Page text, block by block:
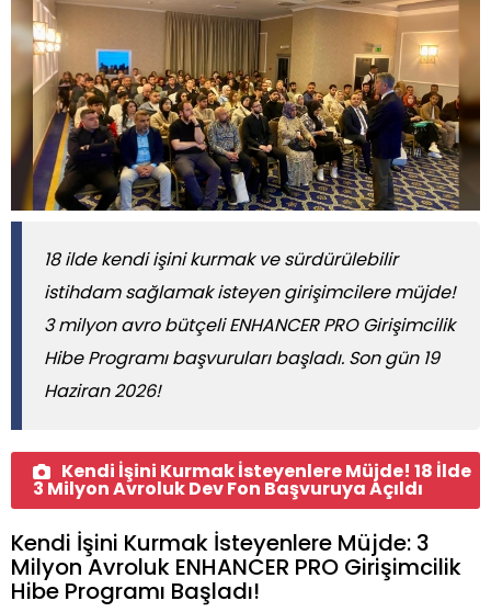
18 ilde kendi işini kurmak ve sürdürülebilir
istihdam sağlamak isteyen girişimcilere müjde!
3 milyon avro bütçeli ENHANCER PRO Girişimcilik
Hibe Programı başvuruları başladı. Son gün 19
Haziran 2026!
Kendi İşini Kurmak İsteyenlere Müjde! 18 İlde
3 Milyon Avroluk Dev Fon Başvuruya Açıldı
Kendi İşini Kurmak İsteyenlere Müjde: 3
Milyon Avroluk ENHANCER PRO Girişimcilik
Hibe Programı Başladı!